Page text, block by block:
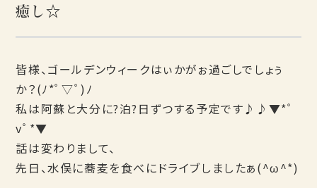
癒し☆
皆様、ゴールデンウィークはぃかがぉ過ごしでしょぅ
か？(ﾉ*ﾟ▽ﾟ)ﾉ
私は阿蘇と大分に?泊?日ずつする予定です♪♪▼*ﾟ
vﾟ*▼
話は変わりまして、
先日、水俣に蕎麦を食べにドライブしましたぁ(^ω^*)